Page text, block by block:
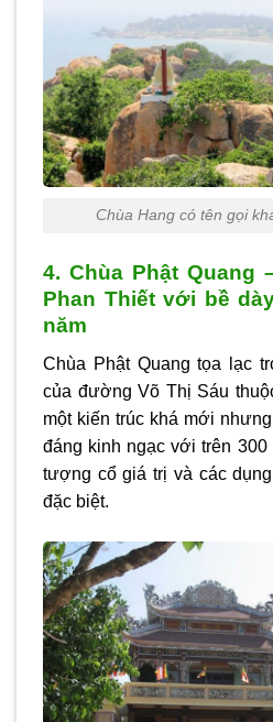
Chùa Hang có tên gọi
4. Chùa Phật Quang
Phan Thiết với bề
năm
Chùa Phật Quang tọa lạc
của đường Võ Thị Sáu
một kiến trúc khá mới
đáng kinh ngạc với trên 300
tượng cổ giá trị và các
đặc biệt.